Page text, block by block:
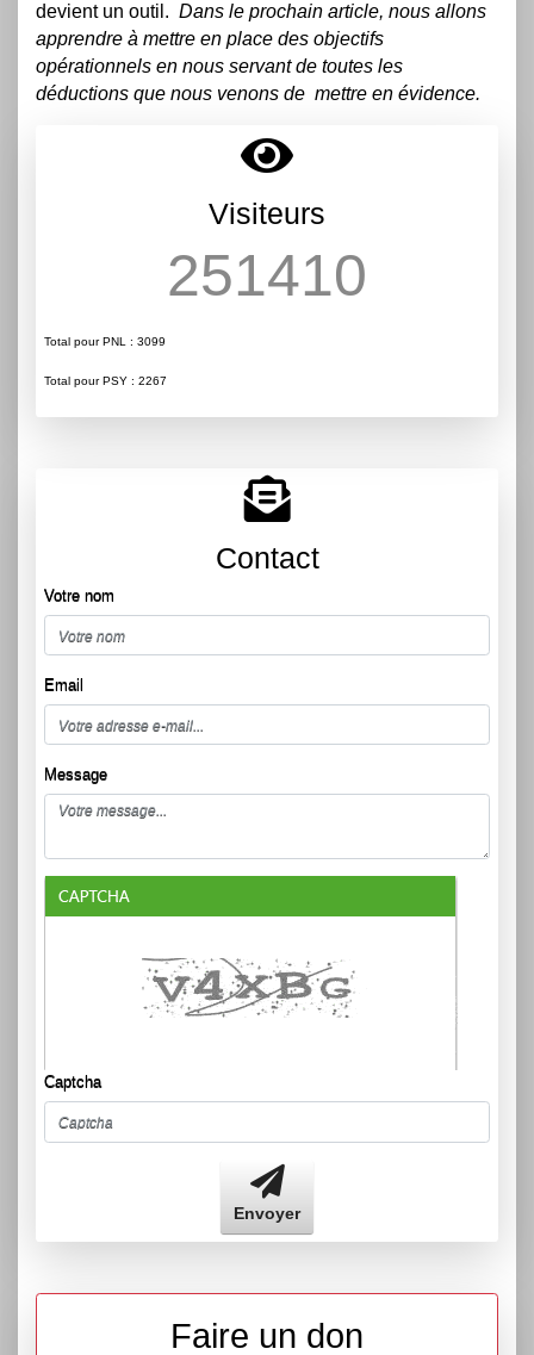
devient un outil. Dans le prochain article, nous allons
apprendre à mettre en place des objectifs
opérationnels en nous servant de toutes les
déductions que nous venons de mettre en évidence.
Visiteurs
251410
Total pour PNL : 3099
Total pour PSY : 2267
Contact
Votre nom
Email
Message
Captcha
Envoyer
Faire un don